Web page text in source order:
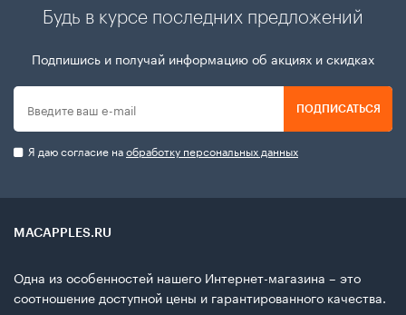
Будь в курсе последних предложений
Подпишись и получай информацию об акциях и скидках
ПОДПИСАТЬСЯ
Я даю согласие наобработку персональных данных
MACAPPLES.RU
Одна из особенностей нашего Интернет-магазина – это
соотношение доступной цены и гарантированного качества.